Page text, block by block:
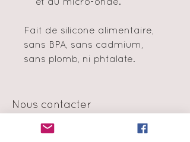
et au micro-onde.
Fait de silicone alimentaire,
sans BPA, sans cadmium,
sans plomb, ni phtalate.
Nous contacter
Montréal, Québec, Canada